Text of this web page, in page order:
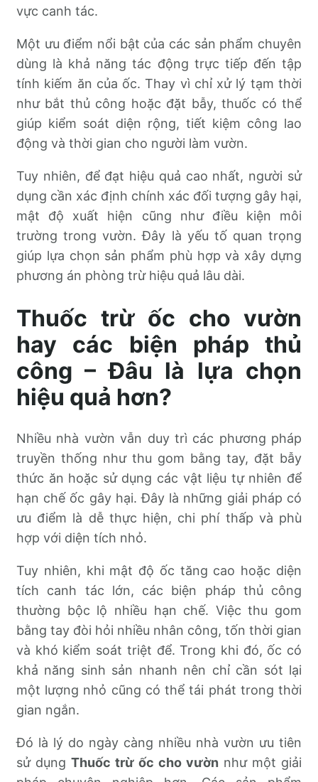
vực canh tác.
Một ưu điểm nổi bật của các sản phẩm chuyên
dùng là khả năng tác động trực tiếp đến tập
tính kiếm ăn của ốc. Thay vì chỉ xử lý tạm thời
như bắt thủ công hoặc đặt bẫy, thuốc có thể
giúp kiểm soát diện rộng, tiết kiệm công lao
động và thời gian cho người làm vườn.
Tuy nhiên, để đạt hiệu quả cao nhất, người sử
dụng cần xác định chính xác đối tượng gây hại,
mật độ xuất hiện cũng như điều kiện môi
trường trong vườn. Đây là yếu tố quan trọng
giúp lựa chọn sản phẩm phù hợp và xây dựng
phương án phòng trừ hiệu quả lâu dài.
Thuốc trừ ốc cho vườn
hay các biện pháp thủ
công – Đâu là lựa chọn
hiệu quả hơn?
Nhiều nhà vườn vẫn duy trì các phương pháp
truyền thống như thu gom bằng tay, đặt bẫy
thức ăn hoặc sử dụng các vật liệu tự nhiên để
hạn chế ốc gây hại. Đây là những giải pháp có
ưu điểm là dễ thực hiện, chi phí thấp và phù
hợp với diện tích nhỏ.
Tuy nhiên, khi mật độ ốc tăng cao hoặc diện
tích canh tác lớn, các biện pháp thủ công
thường bộc lộ nhiều hạn chế. Việc thu gom
bằng tay đòi hỏi nhiều nhân công, tốn thời gian
và khó kiểm soát triệt để. Trong khi đó, ốc có
khả năng sinh sản nhanh nên chỉ cần sót lại
một lượng nhỏ cũng có thể tái phát trong thời
gian ngắn.
Đó là lý do ngày càng nhiều nhà vườn ưu tiên
sử dụng Thuốc trừ ốc cho vườn như một giải